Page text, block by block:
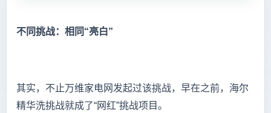
不同挑战：相同“亮白”
其实，不止万维家电网发起过该挑战，早在之前，海尔
精华洗挑战就成了“网红”挑战项目。